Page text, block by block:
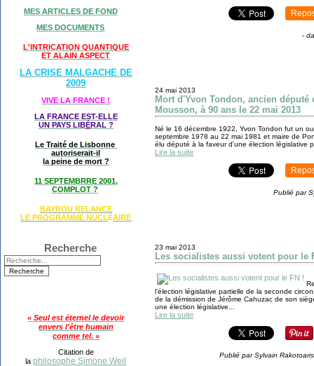
MES ARTICLES DE FOND
MES DOCUMENTS
L'INTRICATION QUANTIQUE
ET ALAIN ASPECT
LA CRISE MALGACHE DE
2009
VIVE LA FRANCE !
LA FRANCE EST-ELLE
UN PAYS LIBÉRAL ?
Le Traité de Lisbonne
autoriserait-il
la peine de mort ?
11 SEPTEMBRRE 2001,
COMPLOT ?
BAYROU RELANCE
LE PROGRAMME NUCLÉAIRE
Recherche
« Seul est éternel le devoir
envers l'être humain
comme tel. »
Citation de
laphilosophe Simone Weil
-
24 mai 2013
Mort d'Yvon Tondon, ancien député
Mousson, à 90 ans le 22 mai 2013
Né le 16 décembre 1922, Yvon Tondon fut un
septembre 1978 au 22 mai 1981 et maire de
élu député à la faveur d'une élection législative
Lire la suite
Publié par
23 mai 2013
Les socialistes aussi votent pour le
l’élection législative partielle de la seconde
de la démission de Jérôme Cahuzac de son
une élection législative...
Lire la suite
Publié par Sylvain